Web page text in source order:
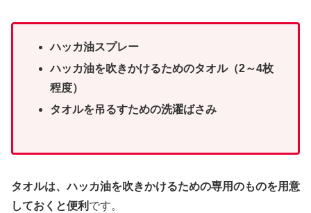
ハッカ油スプレー
ハッカ油を吹きかけるためのタオル（2～4枚
程度）
タオルを吊るすための洗濯ばさみ
タオルは、ハッカ油を吹きかけるための専用のものを用意
しておくと便利 です。